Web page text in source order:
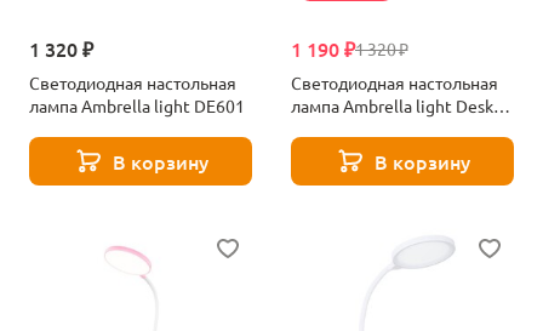
1 320 ₽
Светодиодная настольная
лампа Ambrella light DE601
В корзину
1 320 ₽
1 190 ₽
Светодиодная настольная
лампа Ambrella light Desk
В корзину